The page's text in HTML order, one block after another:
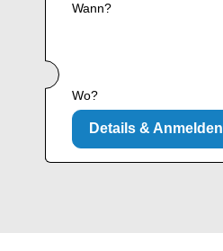
Wann?
Wo?
Details & Anmelden